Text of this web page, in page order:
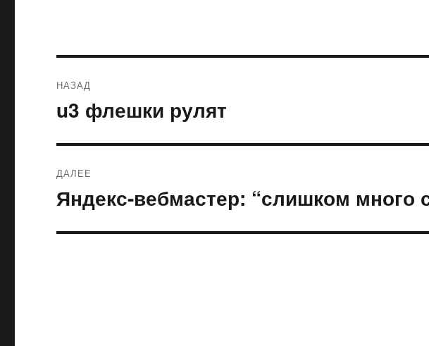
по
НАЗАД
Предыдущая
запись:
u3 флешки рулят
ДАЛЕЕ
Следующая
запись:
Яндекс-вебмастер: “слишком много